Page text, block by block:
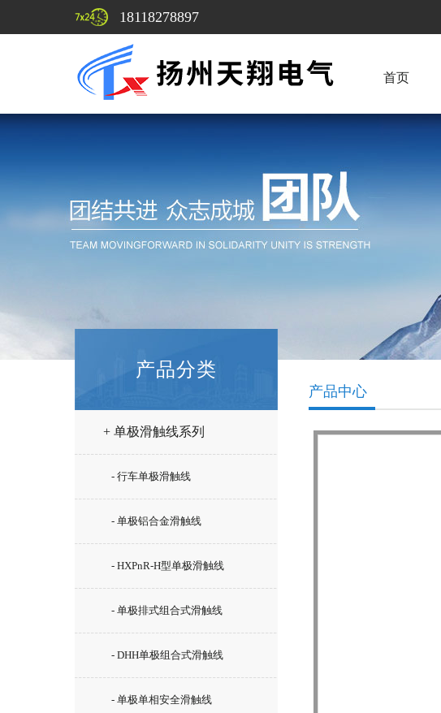
18118278897
首页
产品分类
+ 单极滑触线系列
- 行车单极滑触线
- 单极铝合金滑触线
- HXPnR-H型单极滑触线
- 单极排式组合式滑触线
- DHH单极组合式滑触线
- 单极单相安全滑触线
产品中心